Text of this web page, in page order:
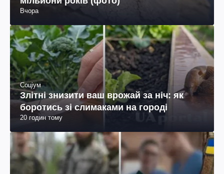
Вчора
Соціум
Злітні знизити ваш врожай за ніч: як
боротись зі слимаками на городі
20 годин тому